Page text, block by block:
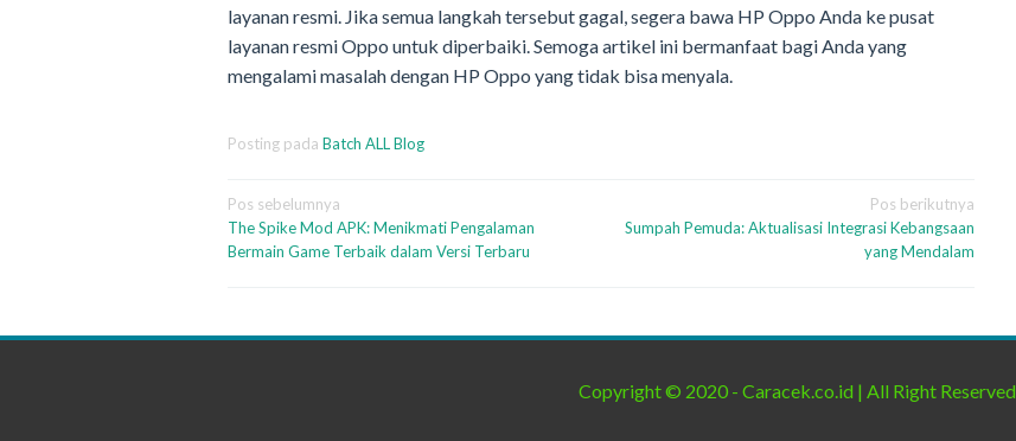
layanan resmi. Jika semua langkah tersebut gagal, segera bawa HP Oppo Anda ke pusat
layanan resmi Oppo untuk diperbaiki. Semoga artikel ini bermanfaat bagi Anda yang
mengalami masalah dengan HP Oppo yang tidak bisa menyala.
Posting pada Batch ALL Blog
Navigasi
pos
Pos sebelumnya
The Spike Mod APK: Menikmati Pengalaman
Bermain Game Terbaik dalam Versi Terbaru
Pos berikutnya
Sumpah Pemuda: Aktualisasi Integrasi Kebangsaan
yang Mendalam
Copyright © 2020 - Caracek.co.id | All Right Reserved